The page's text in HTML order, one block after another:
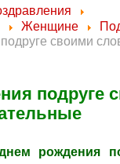
Женщине
своими
подруге
рождения